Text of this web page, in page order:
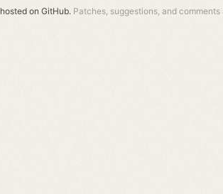
hosted on GitHub. Patches, suggestions, and comments